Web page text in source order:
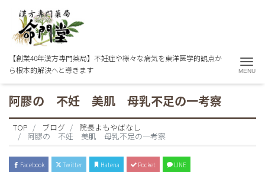
【創業40年漢方専門薬局】不妊症や様々な病気を東洋医学的観点か
ら根本的解決へと導きます
阿膠の 不妊 美肌 母乳不足の一考察
TOP ブログ 院長よもやばなし
阿膠の 不妊 美肌 母乳不足の一考察
Facebook Twitter Hatena Pocket LINE